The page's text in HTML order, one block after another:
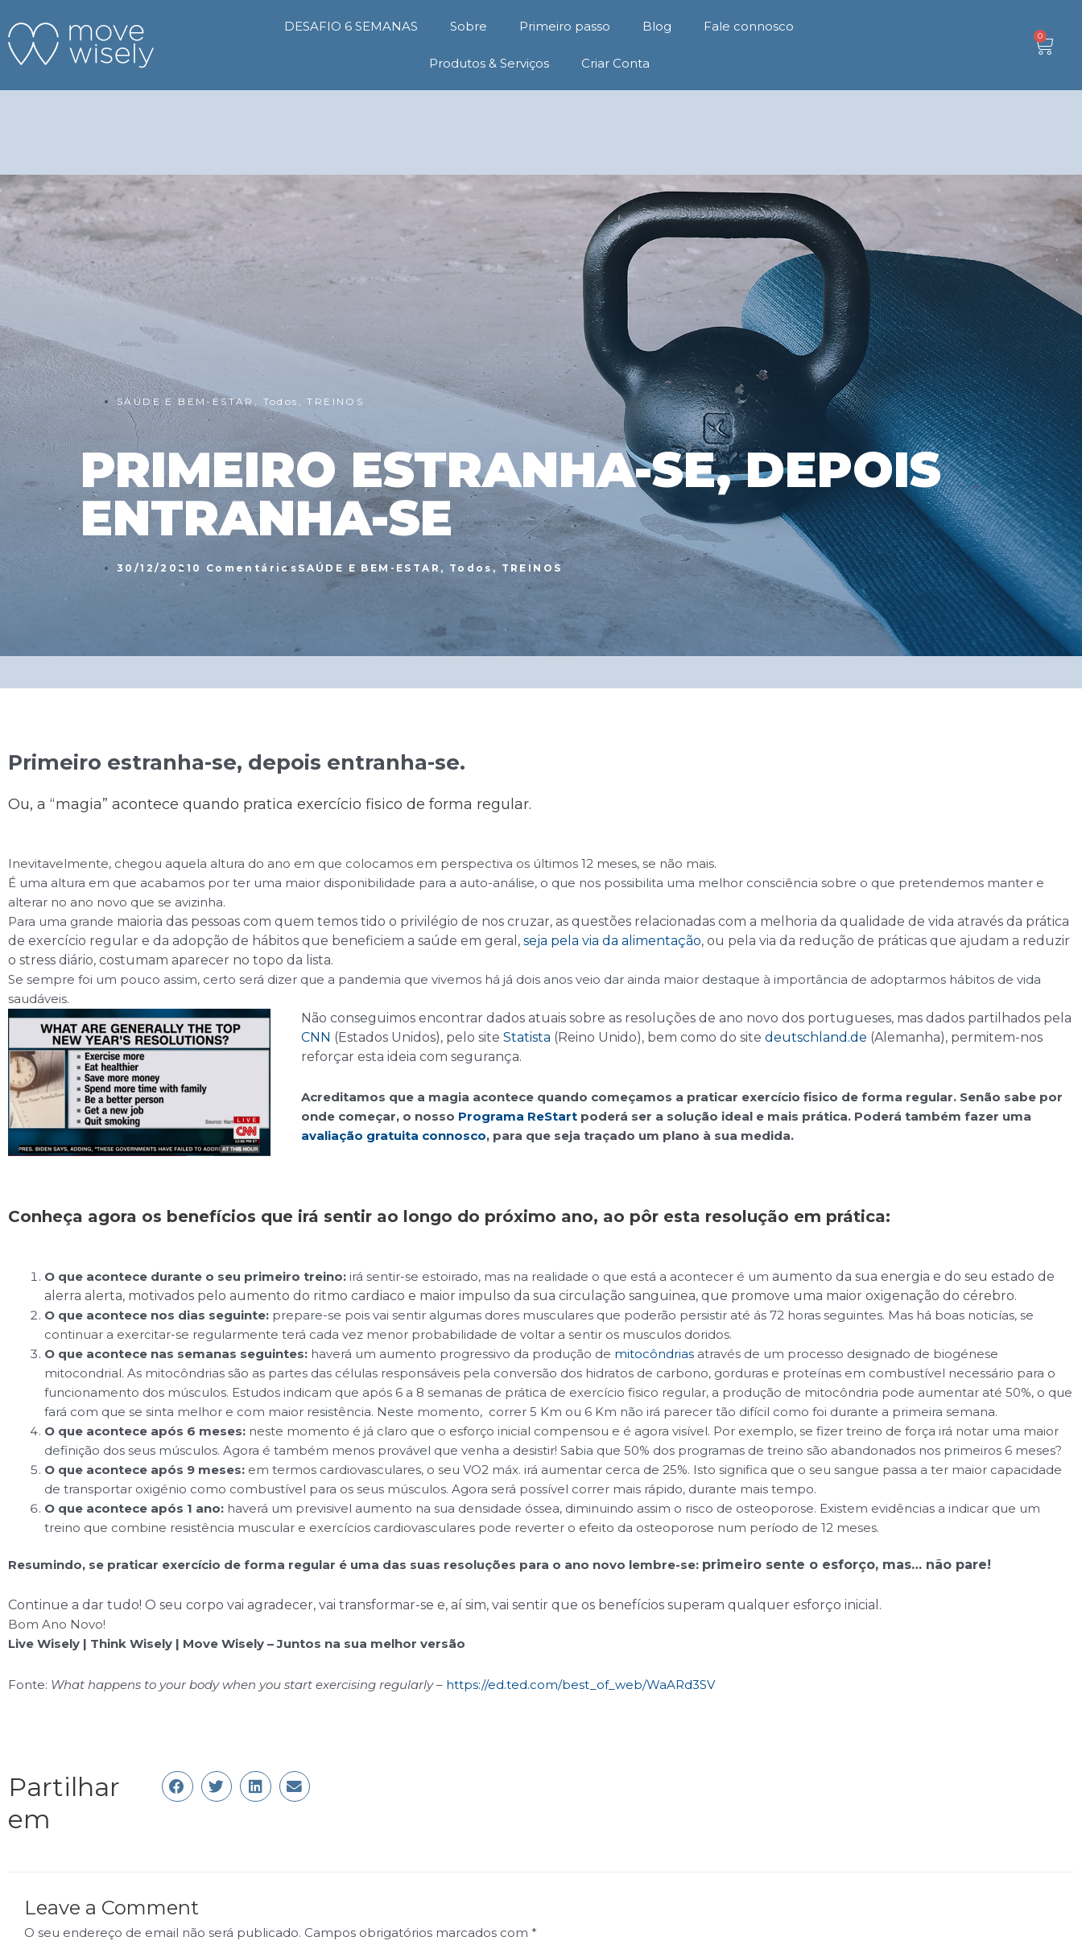
DESAFIO 6 SEMANAS Sobre Primeiro passo Blog Fale connosco
Produtos & Serviços Criar Conta
0
SAÚDE E BEM-ESTAR, Todos ,TREINOS
PRIMEIRO ESTRANHA-SE, DEPOIS
ENTRANHA-SE
30/12/2021 0 Comentários SAÚDE E BEM-ESTAR, Todos, TREINOS
Primeiro estranha-se, depois entranha-se.
Ou, a “magia” acontece quando pratica exercício fisico de forma regular.
Inevitavelmente, chegou aquela altura do ano em que colocamos em perspectiva os últimos 12 meses, se não mais.
É uma altura em que acabamos por ter uma maior disponibilidade para a auto-análise, o que nos possibilita uma melhor consciência sobre o que pretendemos manter e
alterar no ano novo que se avizinha.
Para uma grande maioria das pessoas com quem temos tido o privilégio de nos cruzar, as questões relacionadas com a melhoria da qualidade de vida através da prática
de exercício regular e da adopção de hábitos que beneficiem a saúde em geral, seja pela via da alimentação, ou pela via da redução de práticas que ajudam a reduzir
o stress diário, costumam aparecer no topo da lista.
Se sempre foi um pouco assim, certo será dizer que a pandemia que vivemos há já dois anos veio dar ainda maior destaque à importância de adoptarmos hábitos de vida
saudáveis.
Não conseguimos encontrar dados atuais sobre as resoluções de ano novo dos portugueses, mas dados partilhados pela
CNN (Estados Unidos), pelo siteStatista (Reino Unido), bem como do sitedeutschland.de (Alemanha), permitem-nos
reforçar esta ideia com segurança.
Acreditamos que a magia acontece quando começamos a praticar exercício fisico de forma regular. Senão sabe por
onde começar, o nosso Programa ReStart poderá ser a solução ideal e mais prática. Poderá também fazer uma
avaliação gratuita connosco, para que seja traçado um plano à sua medida.
Conheça agora os benefícios que irá sentir ao longo do próximo ano, ao pôr esta resolução em prática:
O que acontece durante o seu primeiro treino: irá sentir-se estoirado, mas na realidade o que está a acontecer é um aumento da sua energia e do seu estado de
alerra alerta, motivados pelo aumento do ritmo cardiaco e maior impulso da sua circulação sanguinea, que promove uma maior oxigenação do cérebro.
O que acontece nos dias seguinte: prepare-se pois vai sentir algumas dores musculares que poderão persistir até ás 72 horas seguintes. Mas há boas noticías, se
continuar a exercitar-se regularmente terá cada vez menor probabilidade de voltar a sentir os musculos doridos.
O que acontece nas semanas seguintes: haverá um aumento progressivo da produção de mitocôndrias através de um processo designado de biogénese
mitocondrial. As mitocôndrias são as partes das células responsáveis pela conversão dos hidratos de carbono, gorduras e proteínas em combustível necessário para o
funcionamento dos músculos. Estudos indicam que após 6 a 8 semanas de prática de exercício fisico regular, a produção de mitocôndria pode aumentar até 50%, o que
fará com que se sinta melhor e com maior resistência. Neste momento, correr 5 Km ou 6 Km não irá parecer tão difícil como foi durante a primeira semana.
O que acontece após 6 meses: neste momento é já claro que o esforço inicial compensou e é agora visível. Por exemplo, se fizer treino de força irá notar uma maior
definição dos seus músculos. Agora é também menos provável que venha a desistir! Sabia que 50% dos programas de treino são abandonados nos primeiros 6 meses?
O que acontece após 9 meses: em termos cardiovasculares, o seu VO2 máx. irá aumentar cerca de 25%. Isto significa que o seu sangue passa a ter maior capacidade
de transportar oxigénio como combustível para os seus músculos. Agora será possível correr mais rápido, durante mais tempo.
O que acontece após 1 ano: haverá um previsivel aumento na sua densidade óssea, diminuindo assim o risco de osteoporose. Existem evidências a indicar que um
treino que combine resistência muscular e exercícios cardiovasculares pode reverter o efeito da osteoporose num período de 12 meses.
Resumindo, se praticar exercício de forma regular é uma das suas resoluções para o ano novo lembre-se: primeiro sente o esforço, mas… não pare!
Continue a dar tudo! O seu corpo vai agradecer, vai transformar-se e, aí sim, vai sentir que os benefícios superam qualquer esforço inicial.
Bom Ano Novo!
Live Wisely | Think Wisely | Move Wisely – Juntos na sua melhor versão
Fonte: What happens to your body when you start exercising regularly– https://ed.ted.com/best_of_web/WaARd3SV
Partilhar
em
Leave a Comment
O seu endereço de email não será publicado. Campos obrigatórios marcados com *